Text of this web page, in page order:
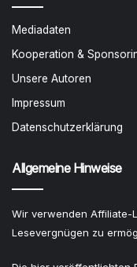
Mediadaten
Kooperation &
Unsere Autoren
Impressum
Datenschutzerklärung
Allgemeine Hinweise
Wir verwenden Affiliate-
Lesevergnügen zu